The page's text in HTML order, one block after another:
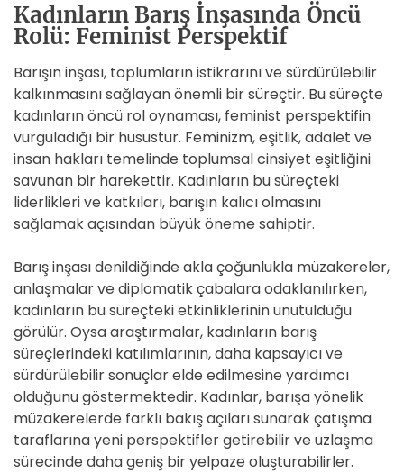
Kadınların Barış İnşasında Öncü
Rolü: Feminist Perspektif
Barışın inşası, toplumların istikrarını ve sürdürülebilir
kalkınmasını sağlayan önemli bir süreçtir. Bu süreçte
kadınların öncü rol oynaması, feminist perspektifin
vurguladığı bir husustur. Feminizm, eşitlik, adalet ve
insan hakları temelinde toplumsal cinsiyet eşitliğini
savunan bir harekettir. Kadınların bu süreçteki
liderlikleri ve katkıları, barışın kalıcı olmasını
sağlamak açısından büyük öneme sahiptir.
Barış inşası denildiğinde akla çoğunlukla müzakereler,
anlaşmalar ve diplomatik çabalara odaklanılırken,
kadınların bu süreçteki etkinliklerinin unutulduğu
görülür. Oysa araştırmalar, kadınların barış
süreçlerindeki katılımlarının, daha kapsayıcı ve
sürdürülebilir sonuçlar elde edilmesine yardımcı
olduğunu göstermektedir. Kadınlar, barışa yönelik
müzakerelerde farklı bakış açıları sunarak çatışma
taraflarına yeni perspektifler getirebilir ve uzlaşma
sürecinde daha geniş bir yelpaze oluşturabilirler.